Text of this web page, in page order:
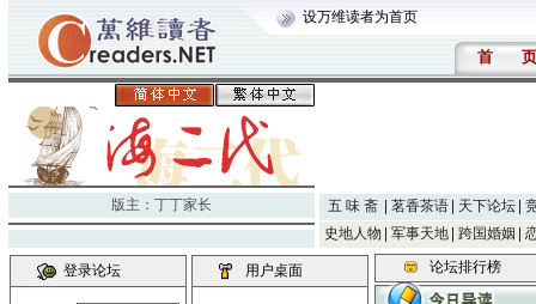
设万维读者为首页
首 页
版主： 丁丁家长 五 味 斋 茗香茶语 天下论坛
史地人物
军事天地 跨国婚姻
登录论坛 用户桌面 论坛排行榜